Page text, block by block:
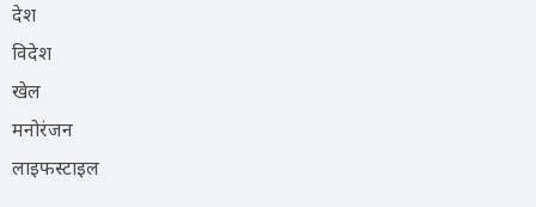
देश
विदेश
खेल
मनोरंजन
लाइफस्टाइल